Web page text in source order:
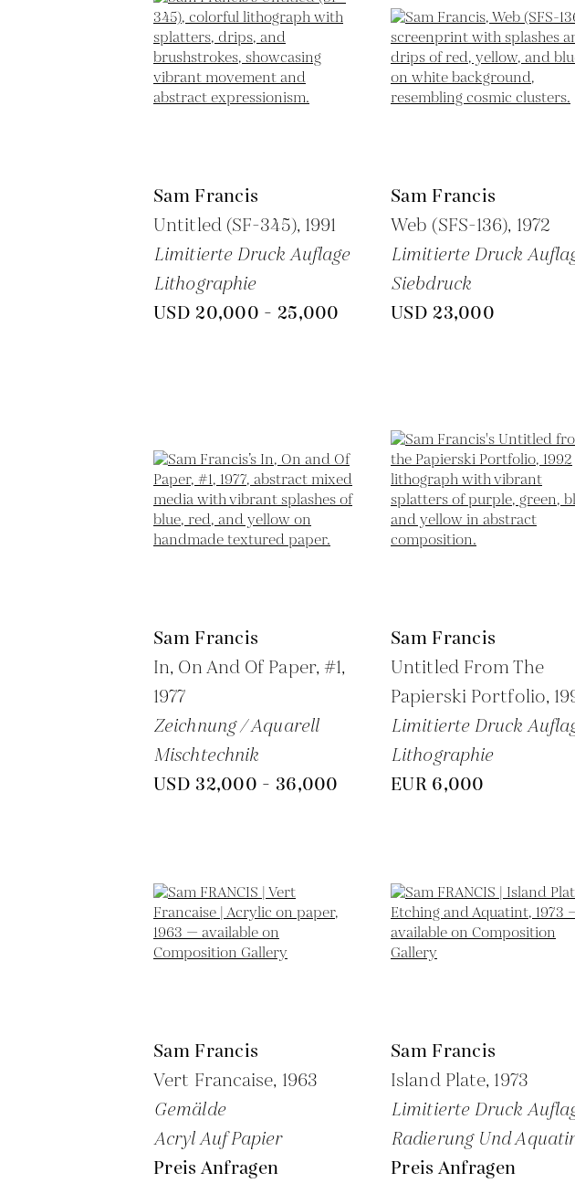
Sam Francis
Untitled (SF-345), 1991
Limitierte Druck Auflage
Lithographie
USD 20,000 - 25,000
Sam Francis
Web (SFS-136), 1972
Limitierte Druck
Siebdruck
USD 23,000
Sam Francis
In, On And Of Paper, #1,
1977
Zeichnung / Aquarell
Mischtechnik
USD 32,000 - 36,000
Sam Francis
Untitled From The
Papierski Portfolio,
Limitierte Druck
Lithographie
EUR 6,000
Sam Francis
Vert Francaise, 1963
Gemälde
Acryl Auf Papier
Preis Anfragen
Sam Francis
Island Plate, 1973
Limitierte Druck
Radierung Und
Preis Anfragen